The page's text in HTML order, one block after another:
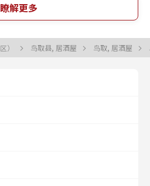
瞭解更多
） 鸟取县, 居酒屋 鸟取, 居酒屋